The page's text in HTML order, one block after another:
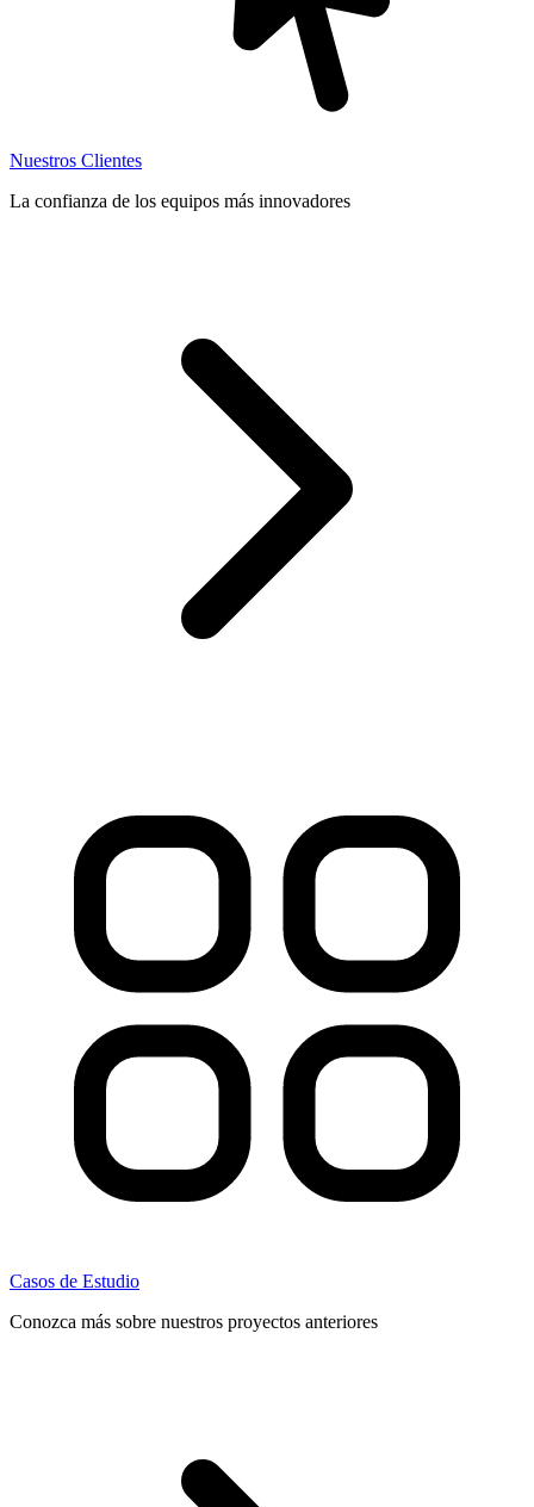
Nuestros Clientes
La confianza de los equipos más innovadores
Casos de Estudio
Conozca más sobre nuestros proyectos anteriores